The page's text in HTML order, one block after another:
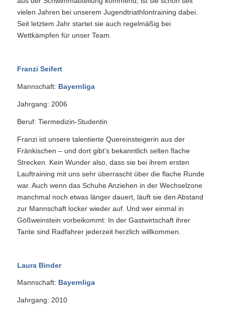
vielen Jahren bei unserem Jugendtriathlontraining dabei.
Seit letztem Jahr startet sie auch regelmäßig bei
Wettkämpfen für unser Team.
Franzi Seifert
Mannschaft: Bayernliga
Jahrgang: 2006
Beruf: Tiermedizin-Studentin
Franzi ist unsere talentierte Quereinsteigerin aus der
Fränkischen – und dort gibt’s bekanntlich selten flache
Strecken. Kein Wunder also, dass sie bei ihrem ersten
Lauftraining mit uns sehr überrascht über die flache Runde
war. Auch wenn das Schuhe Anziehen in der Wechselzone
manchmal noch etwas länger dauert, läuft sie den Abstand
zur Mannschaft locker wieder auf. Und wer einmal in
Gößweinstein vorbeikommt: In der Gastwirtschaft ihrer
Tante sind Radfahrer jederzeit herzlich willkommen.
Laura Binder
Mannschaft: Bayernliga
Jahrgang: 2010